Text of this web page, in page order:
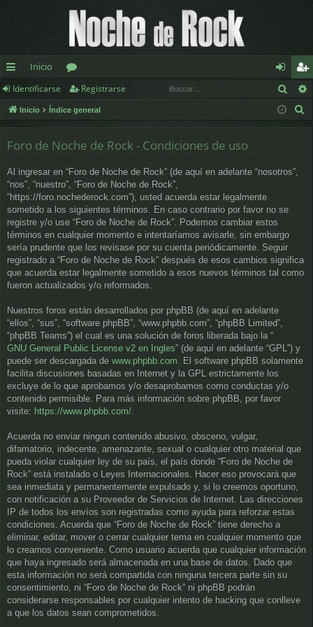
nl
ac
pi
d
os
Inicio
or
os
de
nt
e
eg
ist
Identificarse Registrarse
Inicio Índice general
Foro de Noche de Rock - Condiciones de uso
Al ingresar en “Foro de Noche de Rock” (de aquí en adelante “nosotros”,
“nos”, “nuestro”, “Foro de Noche de Rock”,
“https://foro.nochederock.com”), usted acuerda estar legalmente
sometido a los siguientes términos. En caso contrario por favor no se
registre y/o use “Foro de Noche de Rock”. Podemos cambiar estos
términos en cualquier momento e intentaríamos avisarle, sin embargo
sería prudente que los revisase por su cuenta periódicamente. Seguir
registrado a “Foro de Noche de Rock” después de esos cambios significa
que acuerda estar legalmente sometido a esos nuevos términos tal como
fueron actualizados y/o reformados.
Nuestros foros están desarrollados por phpBB (de aquí en adelante
“ellos”, “sus”, “software phpBB”, “www.phpbb.com”, “phpBB Limited”,
“phpBB Teams”) el cual es una solución de foros liberada bajo la “
GNU General Public License v2 en Ingles” (de aquí en adelante “GPL”) y
puede ser descargada de www.phpbb.com . El software phpBB solamente
facilita discusiones basadas en Internet y la GPL estrictamente los
excluye de lo que aprobamos y/o desaprobamos como conductas y/o
contenido permisible. Para más información sobre phpBB, por favor
visite: https://www.phpbb.com/
Acuerda no enviar ningun contenido abusivo, obsceno, vulgar,
difamatorio, indecente, amenazante, sexual o cualquier otro material que
pueda violar cualquier ley de su país, el país donde “Foro de Noche de
Rock” está instalado o Leyes Internacionales. Hacer eso provocará que
sea inmediata y permanentemente expulsado y, si lo creemos oportuno,
con notificación a su Proveedor de Servicios de Internet. Las direcciones
IP de todos los envíos son registradas como ayuda para reforzar estas
condiciones. Acuerda que “Foro de Noche de Rock” tiene derecho a
eliminar, editar, mover o cerrar cualquier tema en cualquier momento que
lo creamos conveniente. Como usuario acuerda que cualquier información
que haya ingresado será almacenada en una base de datos. Dado que
esta información no será compartida con ninguna tercera parte sin su
consentimiento, ni “Foro de Noche de Rock” ni phpBB podrán
considerarse responsables por cualquier intento de hacking que conlleve
a que los datos sean comprometidos.